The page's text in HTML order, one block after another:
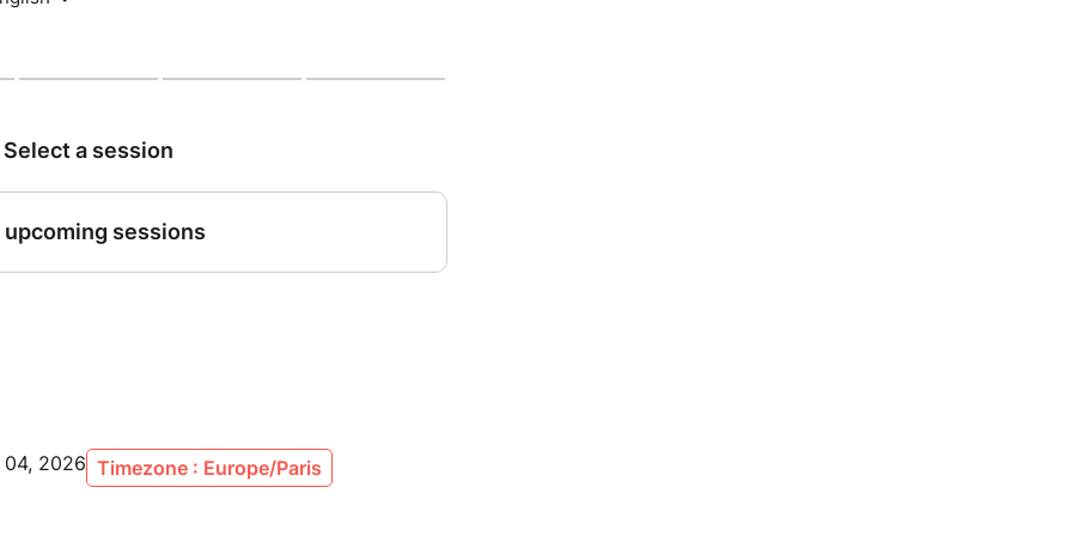
: dans la lenteur, l’espace-temps s’étire,
votre corps.
de l’alignement : celui de votre essence avec
inspiré par la profondeur et la poésie de la
au déploiement des perceptions
de l’Artiste (PEA)
2026 Timezone : Europe/Paris